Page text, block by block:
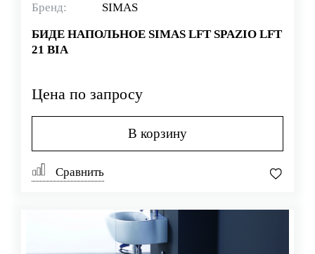
Бренд:
SIMAS
БИДЕ НАПОЛЬНОЕ SIMAS LFT SPAZIO LFT
21 BIA
Цена по запросу
В корзину
Сравнить